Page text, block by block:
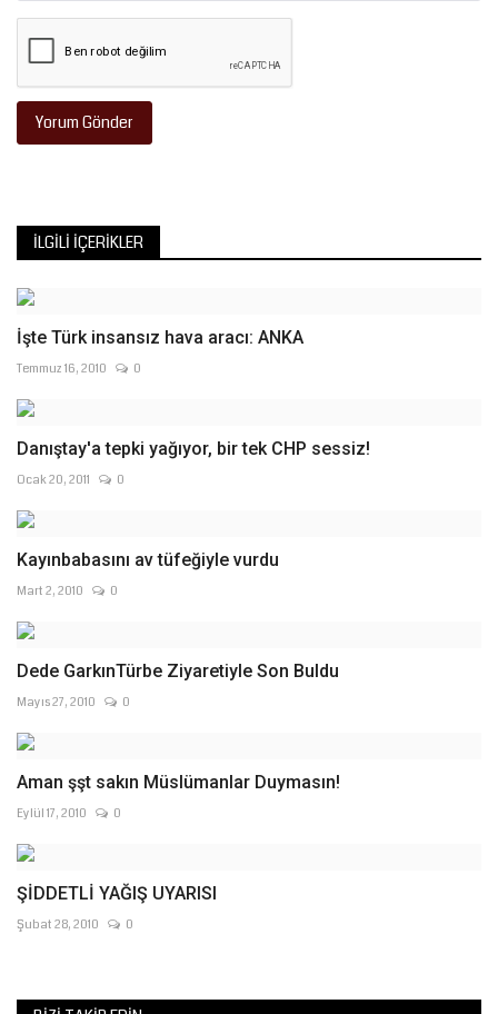
Yorum Gönder
İLGILI İÇERIKLER
İşte Türk insansız hava aracı: ANKA
Temmuz 16, 2010 0
Danıştay'a tepki yağıyor, bir tek CHP sessiz!
Ocak 20, 2011 0
Kayınbabasını av tüfeğiyle vurdu
Mart 2, 2010 0
Dede GarkınTürbe Ziyaretiyle Son Buldu
Mayıs 27, 2010 0
Aman şşt sakın Müslümanlar Duymasın!
Eylül 17, 2010 0
ŞİDDETLİ YAĞIŞ UYARISI
Şubat 28, 2010 0